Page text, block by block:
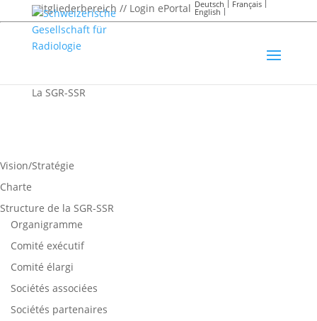
Mitgliederbereich // Login ePortal Deutsch Français
English
La SGR-SSR
Vision/Stratégie
Charte
Structure de la SGR-SSR
Organigramme
Comité exécutif
Comité élargi
Sociétés associées
Sociétés partenaires